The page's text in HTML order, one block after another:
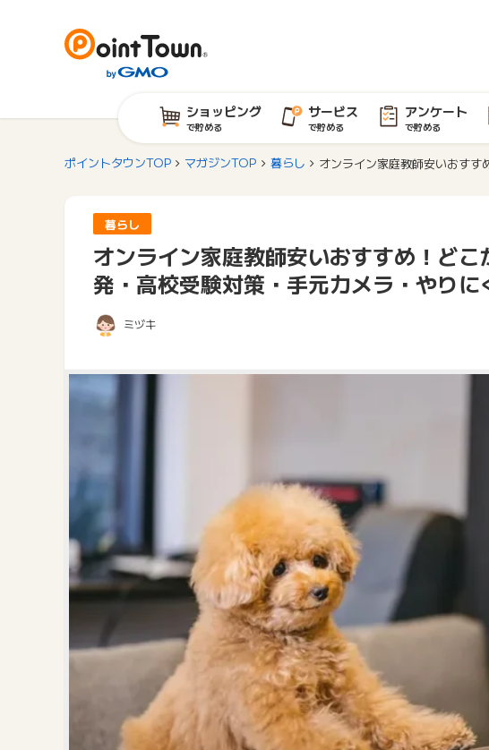
ショッピング
で貯める
サービス
で貯める
アンケート
で貯める
ポイントタウンTOP マガジンTOP 暮らし オンライン家庭教師安いおすす
暮らし
オンライン家庭教師安いおすすめ！ど
発・高校受験対策・手元カメラ・やりに
ミヅキ